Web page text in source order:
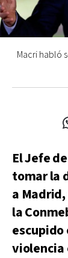
Macri habló
El Jefe
tomar la
a
la
escupido
violencia